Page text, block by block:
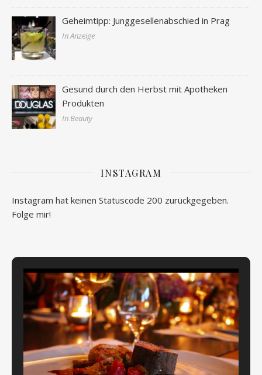
Geheimtipp: Junggesellenabschied in Prag
In Anzeige
Gesund durch den Herbst mit Apotheken
Produkten
In Beauty
INSTAGRAM
Instagram hat keinen Statuscode 200 zurückgegeben.
Folge mir!